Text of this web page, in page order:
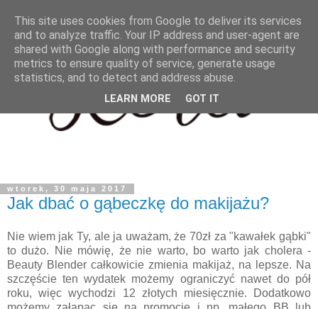
wtorek, 30 maja 2017
Jak dbać o gąbeczkę do makijażu?
Nie wiem jak Ty, ale ja uważam, że 70zł za "kawałek gąbki"
to dużo. Nie mówię, że nie warto, bo warto jak cholera -
Beauty Blender całkowicie zmienia makijaż, na lepsze. Na
szczęście ten wydatek możemy ograniczyć nawet do pół
roku, więc wychodzi 12 złotych miesięcznie. Dodatkowo
This site uses cookies from Google to deliver its services
and to analyze traffic. Your IP address and user-agent are
shared with Google along with performance and security
metrics to ensure quality of service, generate usage
statistics, and to detect and address abuse.
LEARN MORE GOT IT